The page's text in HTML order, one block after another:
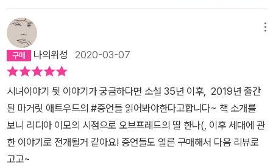
황을 경험하면서 마거릿 애트우드라는 거장의 재간이랄까 솜씨를 충
분히 엿볼 수도 있을 것이다.21세기 중반 무렵, 시대는 잦은 전쟁과
극에 다른 환경파괴 등으로 종말에 이른다. 이런 혼돈으로 생겨난 균
열을 이용하여 쿠데타로 정권을 잡은 전체주의 국가가 바로 ‘길리어
드’이다. 길리어드의 특징은 크게 두 가지로 묘사된다. 하나는 가부장
제, 다른 하나는 근본주의 기독교. 조금 더 작품 속 상황을 잘 표현하
려면 두 단어 앞에 ‘극단적인’이라는 형용사를 붙여야 한다. 페미니즘
을 조금이라도 공부한 사람이라면 이 두 단어만으로도 길리어드라는
국가의 정체성을 어렵지 않게 짐작할 수 있을 것이다. 길리어드는 여
성에게서 거의 모든 권리를 빼앗았다. 여성은 소나 말, 혹은 노예, 혹
체가 망하게 될 무렵, 평화롭게 살고 있던 주인공 (오프 브레드)는 그
들에게 이름과 가족을 빼 기계 되며, 그들의 시녀가 되어 그들의 아이
를 수태하도록 하루도 빠짐없이 수태하도록 강요를 받으며, 비참한
삶을 살아가는 이야기로 끝이 난다.​​이작품을읽고난후 성과권력의어
두운관계를 거짓없이 정말 섬세하게 잘표현하였으며, 읽는동안 약간
의분노한 장면은 계급을 나누는것도 않좋은것이지만,그로하여금 아
이를낳지못하는 여성들과 비여성들에게는 본인들로 못한 독극물폐기
장소즉 비참하고 침물한 그곳에서 노동을 시키는 장면에서 원낙에 분
노치밀하게 올르게하였서, 나도모르게 비속어를 사용하여 책을던지
나의위성 2020-03-07
시녀이야기 뒷 이야기가 궁금하다면 소설 35년 이후, 2019년 출간
된 마거릿 애트우드의 #증언들 읽어봐야한다고합니다~ 책 소개를
보니 리디아 이모의 시점으로 오브프레드의 딸 한나(, 이후 세대에 관
한 이야기로 전개될거 같아요! 증언들도 얼른 구매해서 다음 리뷰로
고고~